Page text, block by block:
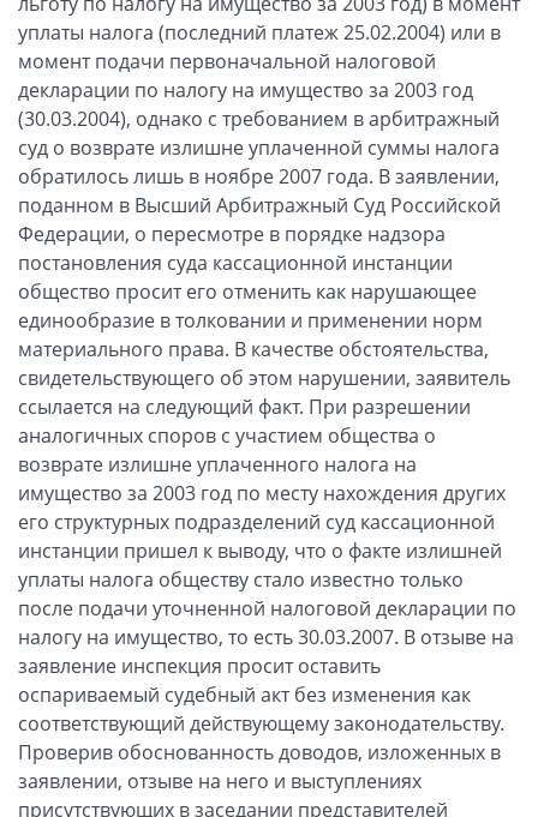
уплаты налога (последний платеж 25.02.2004) или в
момент подачи первоначальной налоговой
декларации по налогу на имущество за 2003 год
(30.03.2004), однако с требованием в арбитражный
суд о возврате излишне уплаченной суммы налога
обратилось лишь в ноябре 2007 года. В заявлении,
поданном в Высший Арбитражный Суд Российской
Федерации, о пересмотре в порядке надзора
постановления суда кассационной инстанции
общество просит его отменить как нарушающее
единообразие в толковании и применении норм
материального права. В качестве обстоятельства,
свидетельствующего об этом нарушении, заявитель
ссылается на следующий факт. При разрешении
аналогичных споров с участием общества о
возврате излишне уплаченного налога на
имущество за 2003 год по месту нахождения других
его структурных подразделений суд кассационной
инстанции пришел к выводу, что о факте излишней
уплаты налога обществу стало известно только
после подачи уточненной налоговой декларации по
налогу на имущество, то есть 30.03.2007. В отзыве на
заявление инспекция просит оставить
оспариваемый судебный акт без изменения как
соответствующий действующему законодательству.
Проверив обоснованность доводов, изложенных в
заявлении, отзыве на него и выступлениях
присутствующих в заседании представителей